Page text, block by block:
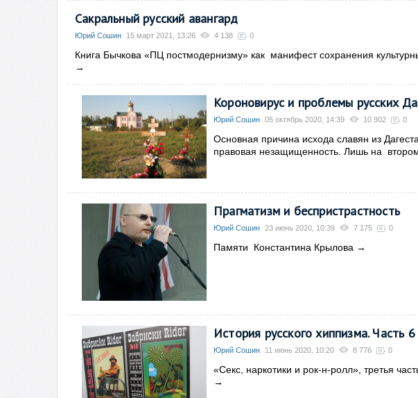
Сакральный русский авангард
Юрий Сошин 15 март 2021, 13:26 4 138 0
Книга Бычкова «ПЦ постмодернизму» как манифест сохранения
→
Короновирус и проблемы русских
Юрий Сошин 05 октябрь 2020, 14:39 10 902 0
Основная причина исхода славян из
правовая незащищенность. Лишь на
Прагматизм и беспристрастность
Юрий Сошин 23 июнь 2020, 10:39 7 175 0
Памяти Константина Крылова →
История русского хиппизма. Часть 6
Юрий Сошин 11 июнь 2020, 10:20 8 776 0
«Секс, наркотики и рок-н-ролл», третья
→